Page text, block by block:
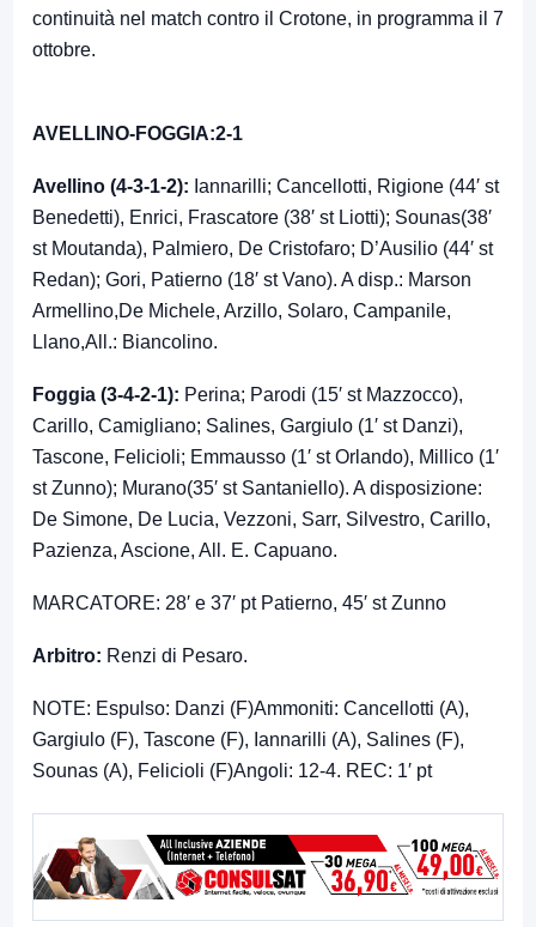
continuità nel match contro il Crotone, in programma il 7
ottobre.
AVELLINO-FOGGIA:2-1
Avellino (4-3-1-2): Iannarilli; Cancellotti, Rigione (44′ st
Benedetti), Enrici, Frascatore (38′ st Liotti); Sounas(38′
st Moutanda), Palmiero, De Cristofaro; D’Ausilio (44′ st
Redan); Gori, Patierno (18′ st Vano). A disp.: Marson
Armellino,De Michele, Arzillo, Solaro, Campanile,
Llano,All.: Biancolino.
Foggia (3-4-2-1): Perina; Parodi (15′ st Mazzocco),
Carillo, Camigliano; Salines, Gargiulo (1′ st Danzi),
Tascone, Felicioli; Emmausso (1′ st Orlando), Millico (1′
st Zunno); Murano(35′ st Santaniello). A disposizione:
De Simone, De Lucia, Vezzoni, Sarr, Silvestro, Carillo,
Pazienza, Ascione, All. E. Capuano.
MARCATORE: 28′ e 37′ pt Patierno, 45′ st Zunno
Arbitro: Renzi di Pesaro.
NOTE: Espulso: Danzi (F)Ammoniti: Cancellotti (A),
Gargiulo (F), Tascone (F), Iannarilli (A), Salines (F),
Sounas (A), Felicioli (F)Angoli: 12-4. REC: 1′ pt